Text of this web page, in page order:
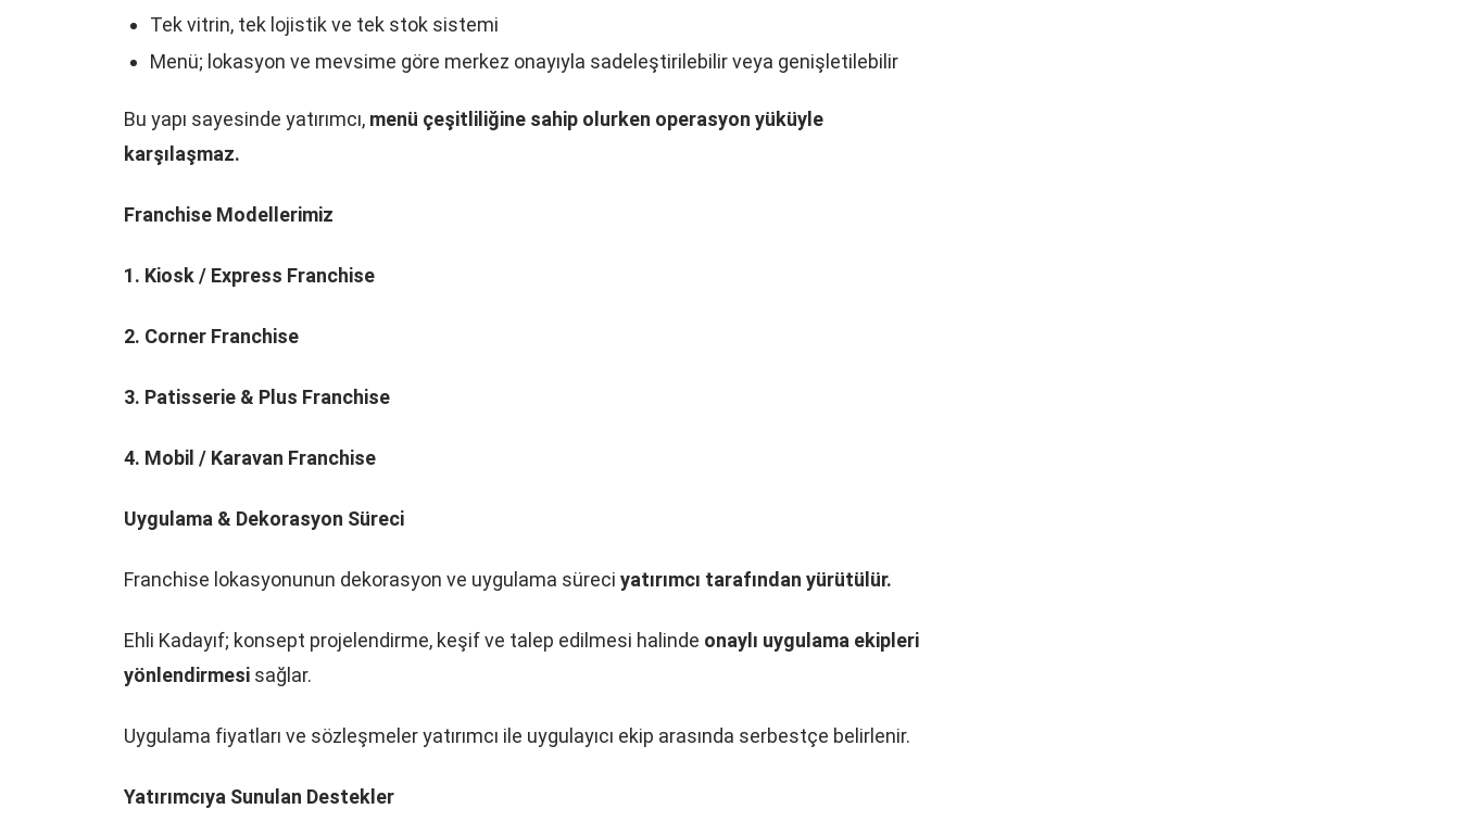
Tek vitrin, tek lojistik ve tek stok sistemi
Menü; lokasyon ve mevsime göre merkez onayıyla sadeleştirilebilir veya genişletilebilir
Bu yapı sayesinde yatırımcı, menü çeşitliliğine sahip olurken operasyon yüküyle
karşılaşmaz.
Franchise Modellerimiz
1. Kiosk / Express Franchise
2. Corner Franchise
3. Patisserie & Plus Franchise
4. Mobil / Karavan Franchise
Uygulama & Dekorasyon Süreci
Franchise lokasyonunun dekorasyon ve uygulama süreci yatırımcı tarafından yürütülür.
Ehli Kadayıf; konsept projelendirme, keşif ve talep edilmesi halinde onaylı uygulama ekipleri
yönlendirmesi sağlar.
Uygulama fiyatları ve sözleşmeler yatırımcı ile uygulayıcı ekip arasında serbestçe belirlenir.
Yatırımcıya Sunulan Destekler